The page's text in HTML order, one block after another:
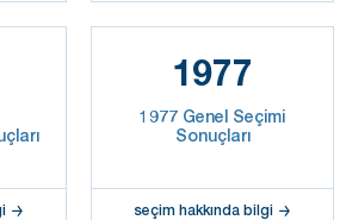
1977
1977 Genel Seçimi
Sonuçları
seçim hakkında bilgi